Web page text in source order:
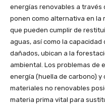
energías renovables a través
ponen como alternativa en la
que pueden cumplir de
aguas, así como la
dañados, ubican a la
ambiental. Los problemas de
energía (huella de carbono) y
materiales no renovables
materia prima vital para